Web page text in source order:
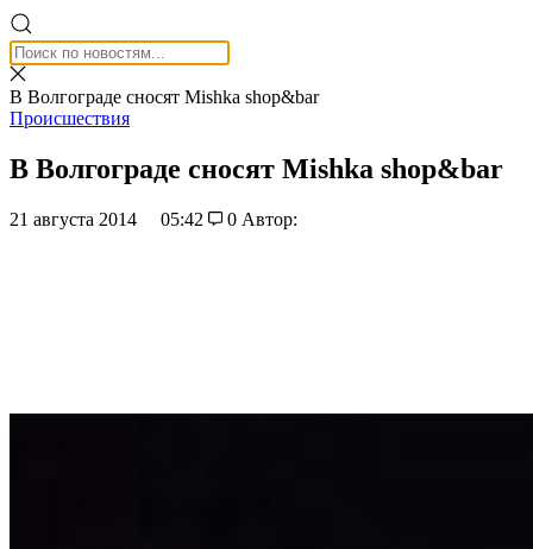
В Волгограде сносят Mishka shop&bar
Происшествия
В Волгограде сносят Mishka shop&bar
21 августа 2014 05:42 0 Автор: